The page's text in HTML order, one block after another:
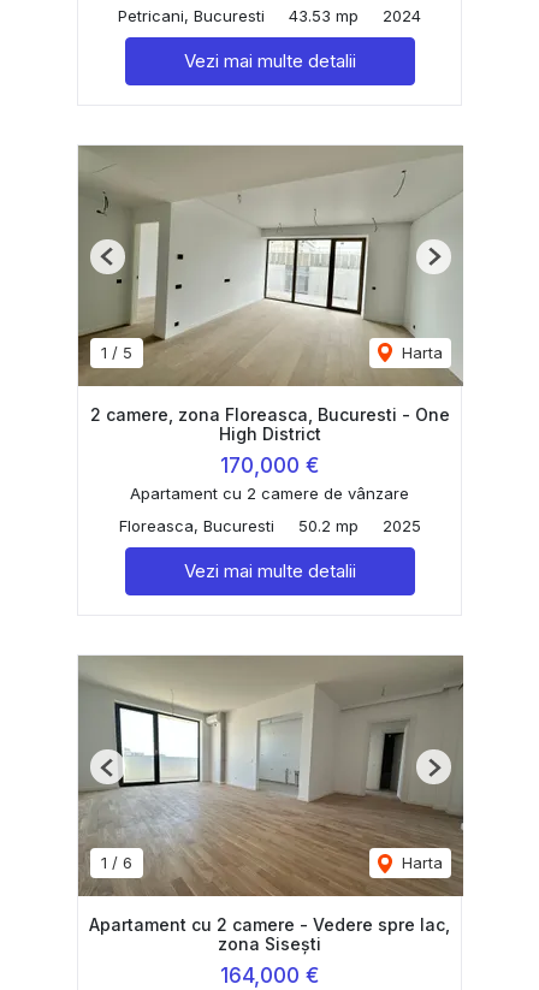
Petricani, Bucuresti 43.53 mp 2024
Vezi mai multe detalii
1 / 5 Harta
Previous Next
2 camere, zona Floreasca, Bucuresti - One
High District
170,000 €
Apartament cu 2 camere de vânzare
Floreasca, Bucuresti
50.2 mp 2025
Vezi mai multe detalii
1 / 6 Harta
Previous Next
Apartament cu 2 camere - Vedere spre lac,
zona Sisești
164,000 €